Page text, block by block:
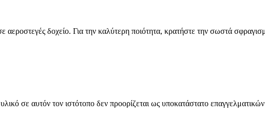
αεροστεγές δοχείο. Για την καλύτερη ποιότητα, κρατήστε την σωστά
σε αυτόν τον ιστότοπο δεν προορίζεται ως υποκατάστατο